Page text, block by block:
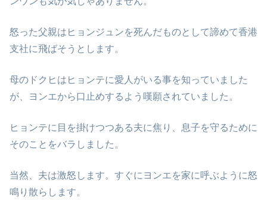
怒った父親はヒョンジュンを死んだものとして諦めて香港
支社に飛ばそうとします。
母のドクヒはヒョンテに愛人がいる事を知っていました
が、ヨンエから口止めするよう嘆願されていました。
ヒョンテに目を掛けつつある夫に焦り、息子を守るために
そのことをバラしました。
当然、夫は激怒します。すぐにヨンエを家に呼ぶように怒
鳴り散らします。